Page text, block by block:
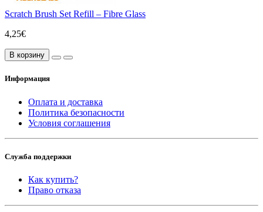
Scratch Brush Set Refill – Fibre Glass
4,25€
В корзину
Информация
Оплата и доставка
Политика безопасности
Условия соглашения
Служба поддержки
Как купить?
Право отказа